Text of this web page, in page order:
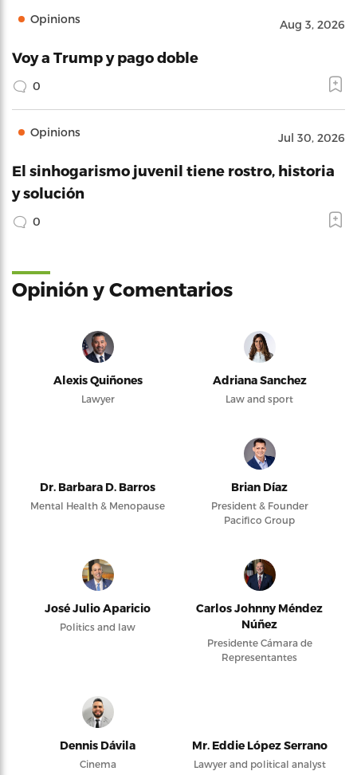
Opinions Aug 3, 2026
Voy a Trump y pago doble
0
Opinions Jul 30, 2026
El sinhogarismo juvenil tiene rostro, historia
y solución
0
Opinión y Comentarios
Alexis Quiñones
Lawyer
Adriana Sanchez
Law and sport
Dr. Barbara D. Barros
Mental Health & Menopause
Brian Díaz
President & Founder
Pacifico Group
José Julio Aparicio
Politics and law
Carlos Johnny Méndez
Núñez
Presidente Cámara de
Representantes
Dennis Dávila
Cinema
Mr. Eddie López Serrano
Lawyer and political analyst